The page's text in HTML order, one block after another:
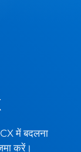
में बदलना
करें।